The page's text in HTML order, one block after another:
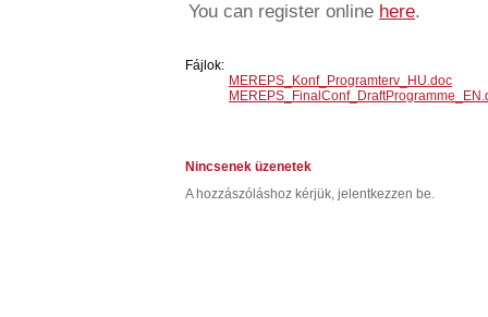
You can register online here.
Fájlok:
MEREPS_Konf_Programterv_HU.doc
Nincsenek üzenetek
A hozzászóláshoz kérjük, jelentkezzen be.